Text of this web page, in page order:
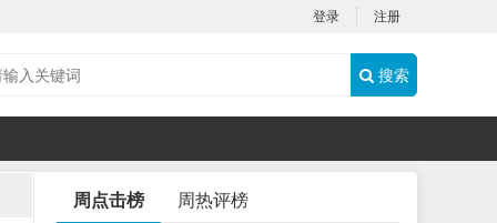
登录 注册
搜索
周点击榜 周热评榜